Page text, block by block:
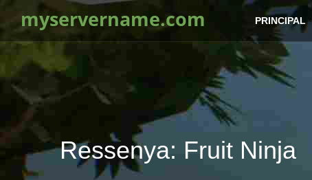
myservername.com PRINCIPAL
Ressenya: Fruit Ninja